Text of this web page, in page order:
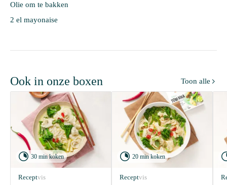
Olie om te bakken
2 el mayonaise
Ook in onze boxen Toon alle 
30 min koken
Receptvis
 20 min koken
Receptvis